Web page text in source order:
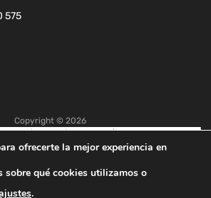
575
Copyright © 2026
ofrecerte la mejor experiencia en
sobre qué cookies utilizamos o
.